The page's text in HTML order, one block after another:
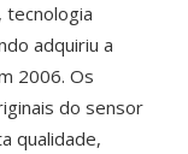
adquiriu a
2006. Os
do sensor
qualidade,